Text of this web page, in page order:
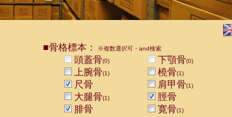
■骨格標本： ※複数選択可・and検索
頭蓋骨(0) 下顎骨(0)
上腕骨(1) 橈骨(1)
尺骨 肩甲骨(1)
大腿骨(1)
脛骨
腓骨
寛骨(1)